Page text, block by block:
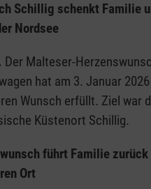
Schillig schenkt Familie
Nordsee
Der Malteser-
hat am 3. Januar
Wunsch erfüllt. Ziel war
Küstenort Schillig.
führt Familie zurück
Ort